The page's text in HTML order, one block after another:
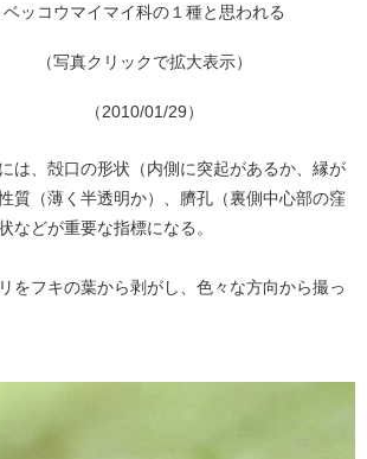
ベッコウマイマイ科の１種と思われる
（写真クリックで拡大表示）
（2010/01/29）
は、殻口の形状（内側に突起があるか、縁が
質（薄く半透明か）、臍孔（裏側中心部の窪
などが重要な指標になる。
をフキの葉から剥がし、色々な方向から撮っ